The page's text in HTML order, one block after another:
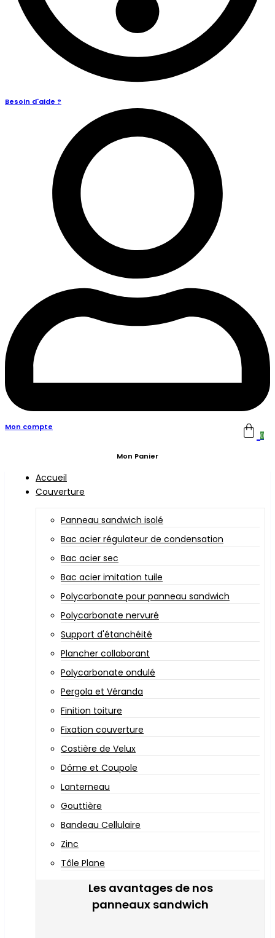
Besoin d'aide ?
Mon compte
0
Mon Panier
Accueil
Couverture
Panneau sandwich isolé
Bac acier régulateur de condensation
Bac acier sec
Bac acier imitation tuile
Polycarbonate pour panneau sandwich
Polycarbonate nervuré
Support d'étanchéité
Plancher collaborant
Polycarbonate ondulé
Pergola et Véranda
Finition toiture
Fixation couverture
Costière de Velux
Dôme et Coupole
Lanterneau
Gouttière
Bandeau Cellulaire
Zinc
Tôle Plane
Les avantages de nos
panneaux sandwich